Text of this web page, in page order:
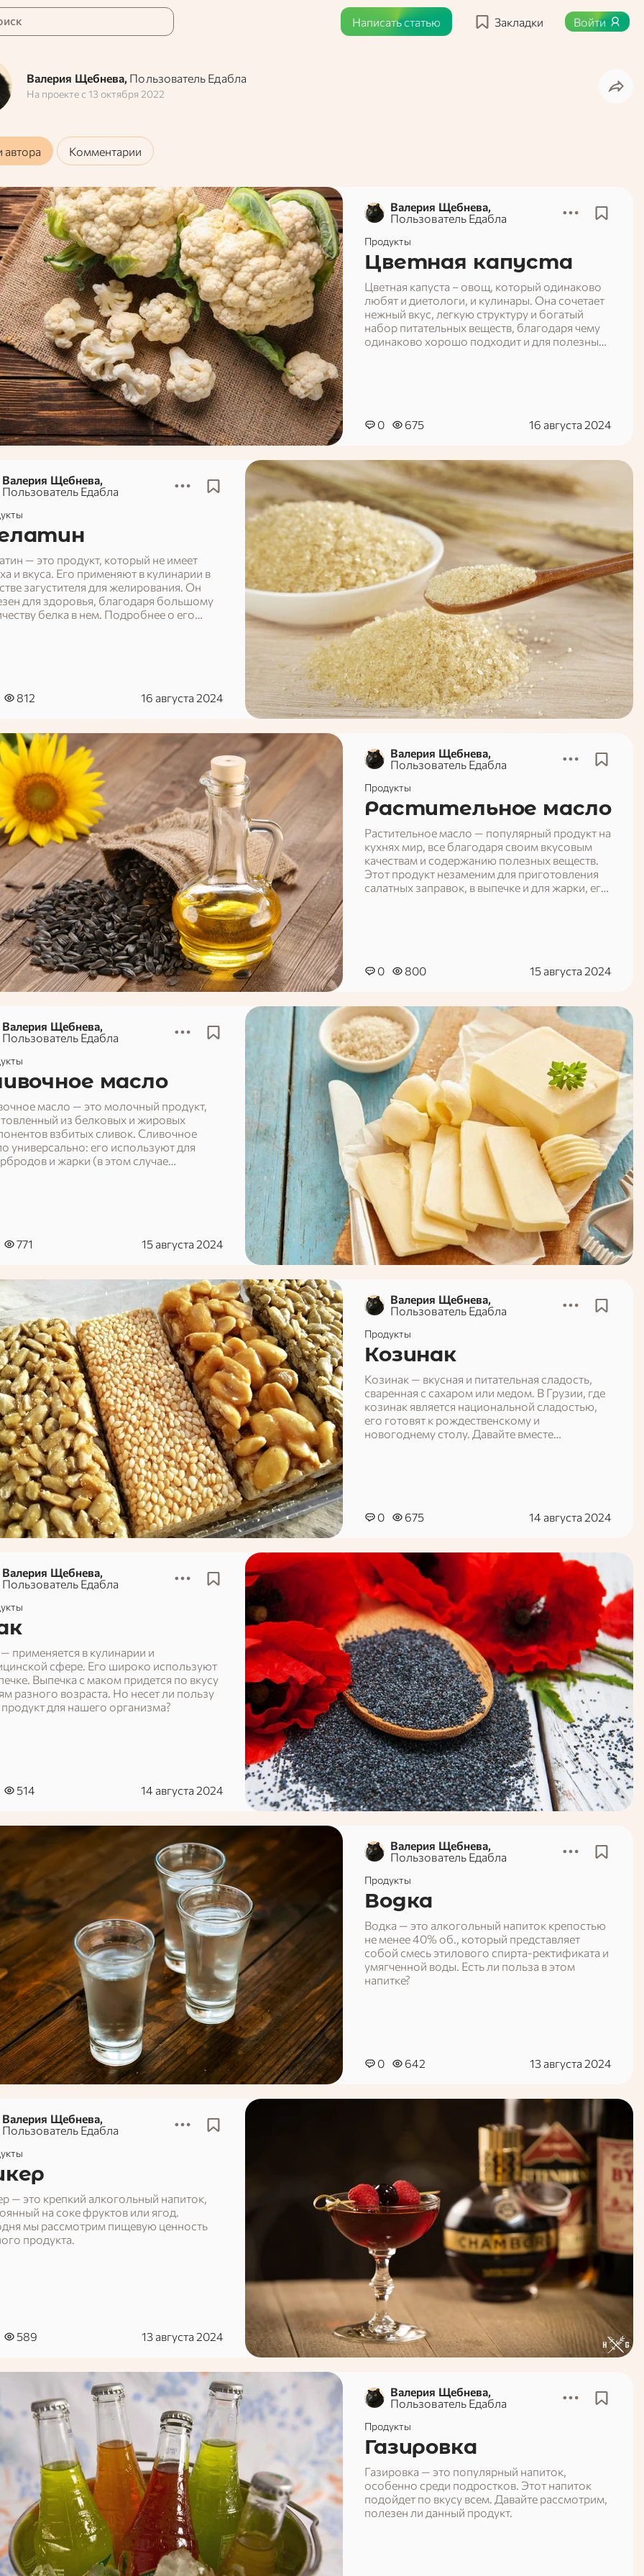
Написать статью Закладки Войти
Валерия Щебнева, Пользователь Едабла
На проекте с 13 октября 2022
автора Комментарии
Валерия Щебнева,
Пользователь Едабла
Продукты
Цветная капуста
Цветная капуста – овощ, который одинаково
любят и диетологи, и кулинары. Она сочетает
нежный вкус, легкую структуру и богатый
набор питательных веществ, благодаря чему
одинаково хорошо подходит и для полезных
0 675 16 августа 2024
Валерия Щебнева,
Пользователь Едабла
— это продукт, который не имеет
и вкуса. Его применяют в кулинарии в
загустителя для желирования. Он
для здоровья, благодаря большому
белка в нем. Подробнее о его
812 16 августа 2024
Валерия Щебнева,
Пользователь Едабла
Продукты
Растительное масло
Растительное масло — популярный продукт на
кухнях мир, все благодаря своим вкусовым
качествам и содержанию полезных веществ.
Этот продукт незаменим для приготовления
салатных заправок, в выпечке и для жарки, его
0 800 15 августа 2024
Валерия Щебнева,
Пользователь Едабла
масло
масло — это молочный продукт,
из белковых и жировых
взбитых сливок. Сливочное
универсально: его используют для
и жарки (в этом случае
771 15 августа 2024
Валерия Щебнева,
Пользователь Едабла
Продукты
Козинак
Козинак — вкусная и питательная сладость,
сваренная с сахаром или медом. В Грузии, где
козинак является национальной сладостью,
его готовят к рождественскому и
новогоднему столу. Давайте вместе
0 675 14 августа 2024
Валерия Щебнева,
Пользователь Едабла
применяется в кулинарии и
сфере. Его широко используют
Выпечка с маком придется по вкусу
разного возраста. Но несет ли пользу
продукт для нашего организма?
514 14 августа 2024
Валерия Щебнева,
Пользователь Едабла
Продукты
Водка
Водка — это алкогольный напиток крепостью
не менее 40% об., который представляет
собой смесь этилового спирта-ректификата и
умягченной воды. Есть ли польза в этом
напитке?
0 642 13 августа 2024
Валерия Щебнева,
Пользователь Едабла
— это крепкий алкогольный напиток,
на соке фруктов или ягод.
мы рассмотрим пищевую ценность
продукта.
589 13 августа 2024
Валерия Щебнева,
Пользователь Едабла
Продукты
Газировка
Газировка — это популярный напиток,
особенно среди подростков. Этот напиток
подойдет по вкусу всем. Давайте рассмотрим,
полезен ли данный продукт.